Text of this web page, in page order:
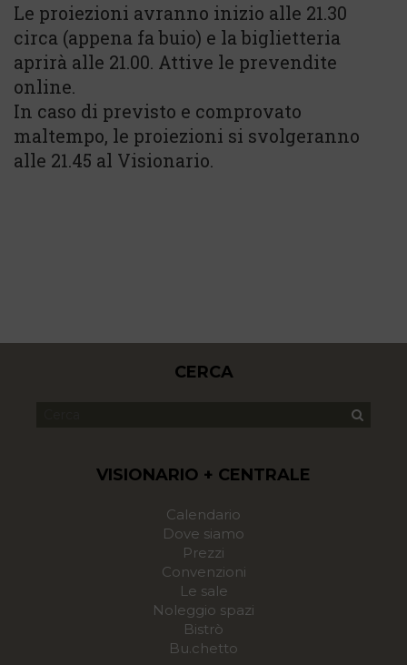
Le proiezioni avranno inizio alle 21.30
circa (appena fa buio) e la biglietteria
aprirà alle 21.00. Attive le prevendite
online.
In caso di previsto e comprovato
maltempo, le proiezioni si svolgeranno
alle 21.45 al Visionario.
CERCA
VISIONARIO + CENTRALE
Calendario
Dove siamo
Prezzi
Convenzioni
Le sale
Noleggio spazi
Bistrò
Bu.chetto